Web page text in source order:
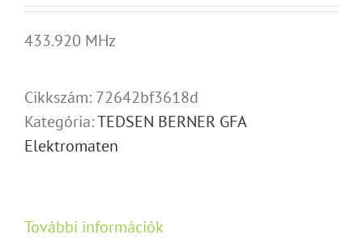
433.920 MHz
Cikkszám: 72642bf3618d
Kategória:TEDSEN BERNER GFA
Elektromaten
További információk